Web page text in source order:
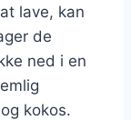
lave, kan
de
ned i en
kokos.